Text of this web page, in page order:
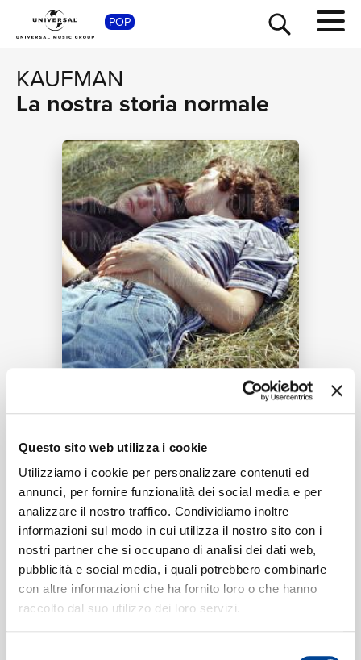
Questo sito web utilizza i cookie
Utilizziamo i cookie per personalizzare contenuti ed
annunci, per fornire funzionalità dei social media e per
analizzare il nostro traffico. Condividiamo inoltre
informazioni sul modo in cui utilizza il nostro sito con i
nostri partner che si occupano di analisi dei dati web,
pubblicità e social media, i quali potrebbero combinarle
con altre informazioni che ha fornito loro o che hanno
raccolto dal suo utilizzo dei loro servizi.
POP
KAUFMAN
La nostra storia normale
1 La nostra storia normale
03:49
Kaufman
Formati disponibili:
SHOP
TOUR
NEWS
RICERCA
CHI SIAMO
CONTATTI
NEWSLETTER